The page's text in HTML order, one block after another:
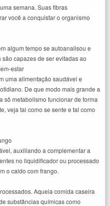
semana. Suas fibras
você a conquistar o organismo
algum tempo se autoanalisou e
capazes de ser evitadas ao
estar
uma alimentação saudável e
De que modo mais grande a
sô metabolismo funcionar de forma
veja tal como se sente e tal como
auxiliando a complementar a
no liquidificador ou processado
o caldo com frango.
Aquela comida caseira
substâncias químicas como